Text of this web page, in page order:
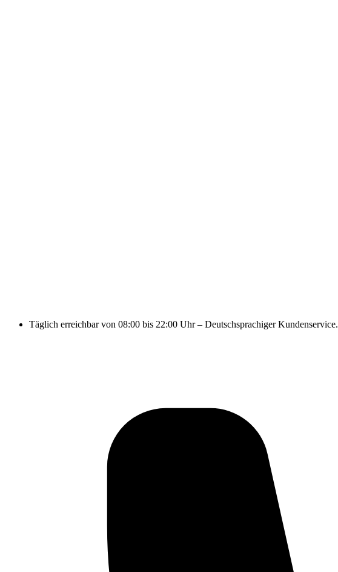
Täglich erreichbar von 08:00 bis 22:00 Uhr – Deutschsprachiger Kundenservice.